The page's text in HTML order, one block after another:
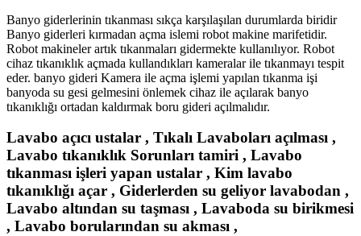
Banyo giderlerinin tıkanması sıkça karşılaşılan durumlarda biridir
Banyo giderleri kırmadan açma islemi robot makine marifetidir.
Robot makineler artık tıkanmaları gidermekte kullanılıyor. Robot
cihaz tıkanıklık açmada kullandıkları kameralar ile tıkanmayı tespit
eder. banyo gideri Kamera ile açma işlemi yapılan tıkanma işi
banyoda su gesi gelmesini önlemek cihaz ile açılarak banyo
tıkanıklığı ortadan kaldırmak boru gideri açılmalıdır.
Lavabo açıcı ustalar , Tıkalı Lavaboları açılması ,
Lavabo tıkanıklık Sorunları tamiri , Lavabo
tıkanması işleri yapan ustalar , Kim lavabo
tıkanıklığı açar , Giderlerden su geliyor lavabodan ,
Lavabo altından su taşması , Lavaboda su birikmesi
, Lavabo borularından su akması ,